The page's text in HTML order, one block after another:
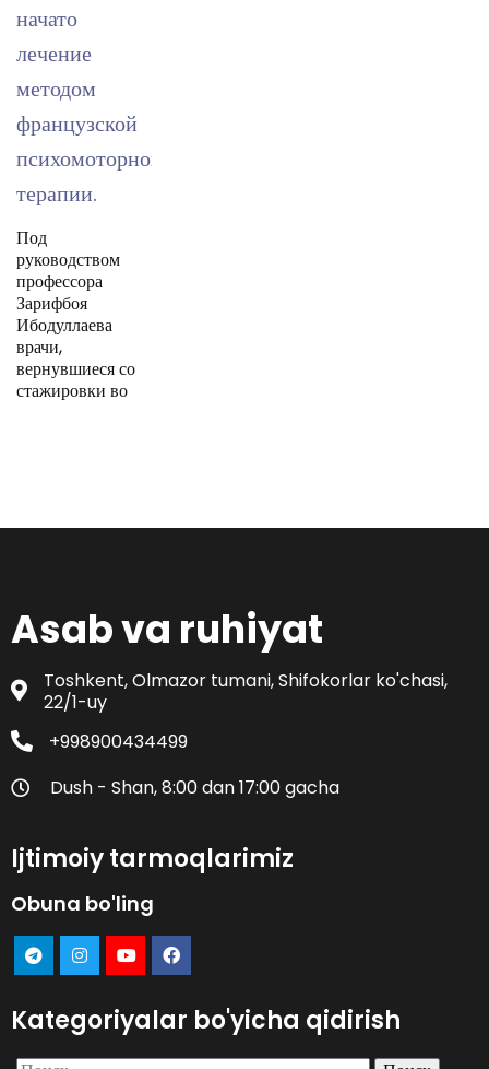
начато
лечение
методом
французской
психомоторной
терапии.
Под
руководством
профессора
Зарифбоя
Ибодуллаева
врачи,
вернувшиеся со
стажировки во
Asab va ruhiyat
Toshkent, Olmazor tumani, Shifokorlar ko'chasi,
22/1-uy
+998900434499
Dush - Shan, 8:00 dan 17:00 gacha
Ijtimoiy tarmoqlarimiz
Obuna bo'ling
Kategoriyalar bo'yicha qidirish